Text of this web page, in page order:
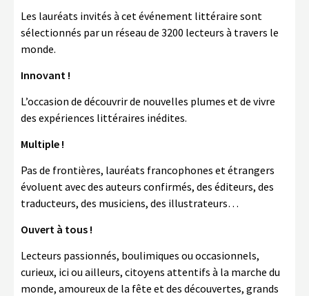
Les lauréats invités à cet événement littéraire sont
sélectionnés par un réseau de 3200 lecteurs à travers le
monde.
Innovant !
L’occasion de découvrir de nouvelles plumes et de vivre
des expériences littéraires inédites.
Multiple !
Pas de frontières, lauréats francophones et étrangers
évoluent avec des auteurs confirmés, des éditeurs, des
traducteurs, des musiciens, des illustrateurs…
Ouvert à tous !
Lecteurs passionnés, boulimiques ou occasionnels,
curieux, ici ou ailleurs, citoyens attentifs à la marche du
monde, amoureux de la fête et des découvertes, grands